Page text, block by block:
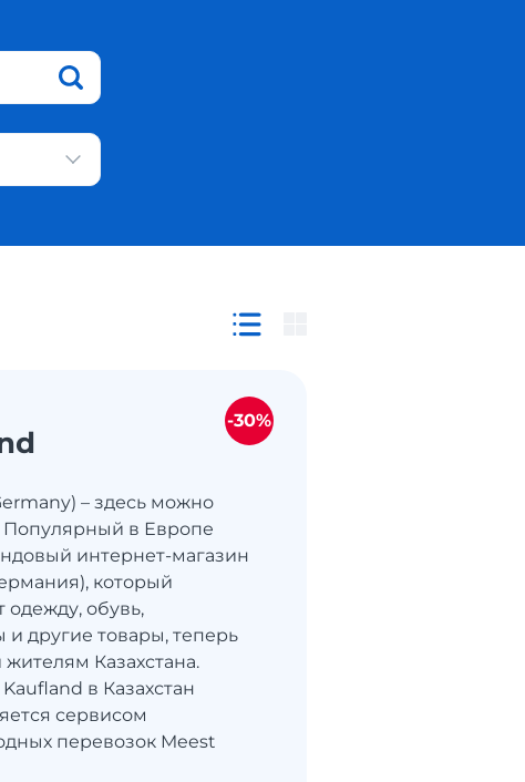
– здесь можно
Популярный в Европе
интернет-магазин
который
одежду, обувь,
и другие товары, теперь
жителям Казахстана.
в Казахстан
сервисом
перевозок Meest
-30%